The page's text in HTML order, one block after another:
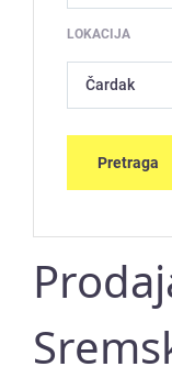
LOKACIJA
Čardak
Pretraga